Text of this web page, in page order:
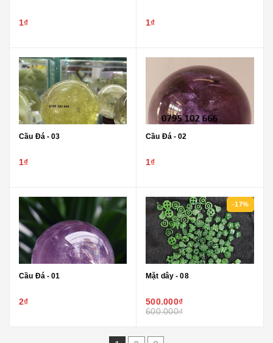
1₫ 1₫
Cầu Đá - 03
1₫
Cầu Đá - 02
1₫
Cầu Đá - 01
2₫
-17%
Mặt dây - 08
500.000₫
600.000₫